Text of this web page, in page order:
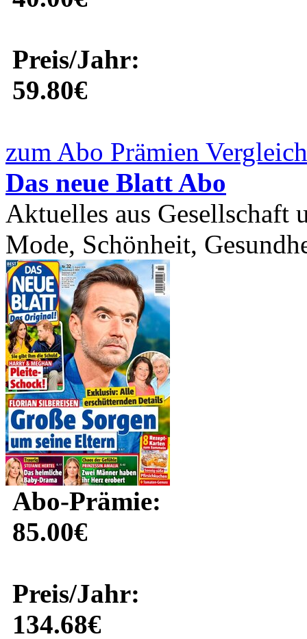
Preis/Jahr:
59.80€
zum Abo Prämien
Das neue Blatt Abo
Aktuelles aus Gesellschaft
Mode, Schönheit,
Abo-Prämie:
85.00€
Preis/Jahr:
134.68€